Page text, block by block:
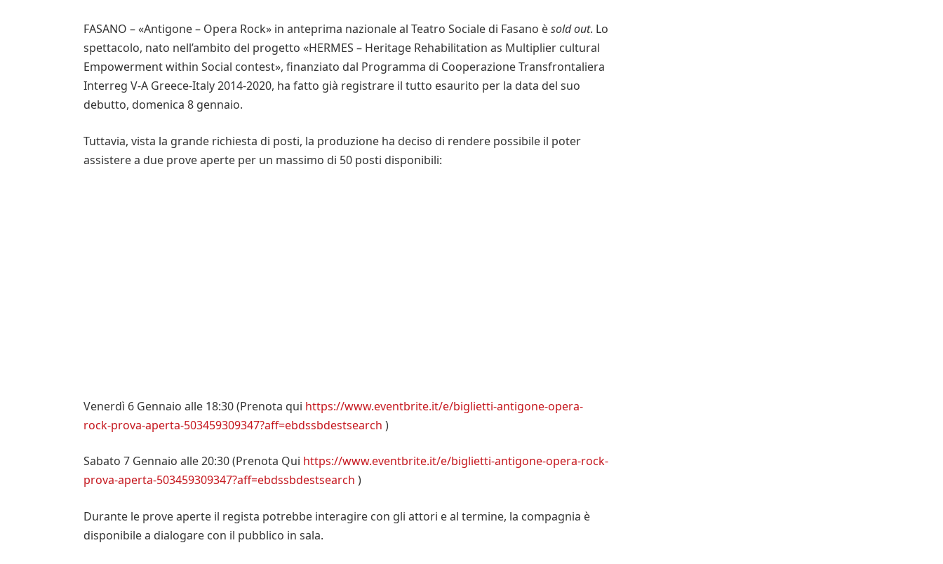
FASANO – «Antigone – Opera Rock» in anteprima nazionale al Teatro Sociale di Fasano èsold out. Lo
spettacolo, nato nell’ambito del progetto «HERMES – Heritage Rehabilitation as Multiplier cultural
Empowerment within Social contest», finanziato dal Programma di Cooperazione Transfrontaliera
Interreg V-A Greece-Italy 2014-2020, ha fatto già registrare il tutto esaurito per la data del suo
debutto, domenica 8 gennaio.
Tuttavia, vista la grande richiesta di posti, la produzione ha deciso di rendere possibile il poter
assistere a due prove aperte per un massimo di 50 posti disponibili:
Venerdì 6 Gennaio alle 18:30 (Prenota qui https://www.eventbrite.it/e/biglietti-antigone-opera-
rock-prova-aperta-503459309347?aff=ebdssbdestsearch )
Sabato 7 Gennaio alle 20:30 (Prenota Qui https://www.eventbrite.it/e/biglietti-antigone-opera-rock-
prova-aperta-503459309347?aff=ebdssbdestsearch )
Durante le prove aperte il regista potrebbe interagire con gli attori e al termine, la compagnia è
disponibile a dialogare con il pubblico in sala.